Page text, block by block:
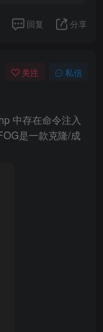
回复 分享
关注 私信
中存在命令注入
是一款克隆/成